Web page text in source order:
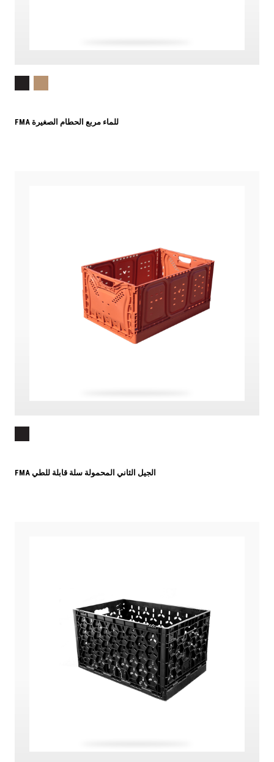
FMA للماء مربع الحطام الصغيرة
FMA الجيل الثاني المحمولة سلة قابلة للطي